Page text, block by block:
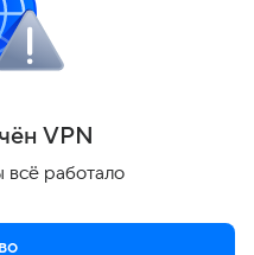
Поделиться
ён VPN
всё работало